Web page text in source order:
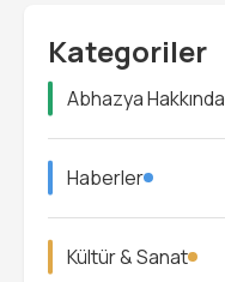
Kategoriler
Abhazya Hakkında
Haberler
Kültür & Sanat